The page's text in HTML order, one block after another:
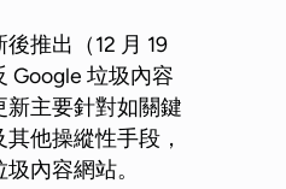
推出（12 月 19
Google 垃圾內容
主要針對如關鍵
他操縱性手段，
內容網站。